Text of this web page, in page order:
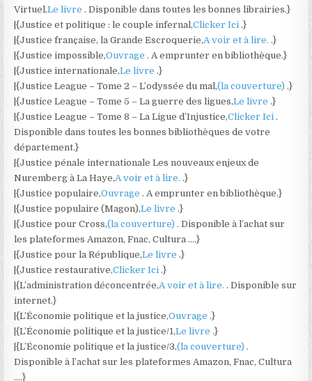
Virtuel,Le livre . Disponible dans toutes les bonnes librairies.}
|{Justice et politique : le couple infernal,Clicker Ici .}
|{Justice française, la Grande Escroquerie,A voir et à lire. .}
|{Justice impossible,Ouvrage . A emprunter en bibliothèque.}
|{Justice internationale,Le livre .}
|{Justice League – Tome 2 – L’odyssée du mal,(la couverture) .}
|{Justice League – Tome 5 – La guerre des ligues,Le livre .}
|{Justice League – Tome 8 – La Ligue d’Injustice,Clicker Ici .
Disponible dans toutes les bonnes bibliothèques de votre
département.}
|{Justice pénale internationale Les nouveaux enjeux de
Nuremberg à La Haye,A voir et à lire. .}
|{Justice populaire,Ouvrage . A emprunter en bibliothèque.}
|{Justice populaire (Magon),Le livre .}
|{Justice pour Cross,(la couverture) . Disponible à l’achat sur
les plateformes Amazon, Fnac, Cultura ….}
|{Justice pour la République,Le livre .}
|{Justice restaurative,Clicker Ici .}
|{L’administration déconcentrée,A voir et à lire. . Disponible sur
internet.}
|{L’Économie politique et la justice,Ouvrage .}
|{L’Économie politique et la justice/1,Le livre .}
|{L’Économie politique et la justice/3,(la couverture) .
Disponible à l’achat sur les plateformes Amazon, Fnac, Cultura
….}